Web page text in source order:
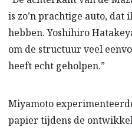
is zo’n prachtige auto,
hebben. Yoshihiro
om de structuur veel
heeft echt geholpen.”
Miyamoto
papier tijdens de